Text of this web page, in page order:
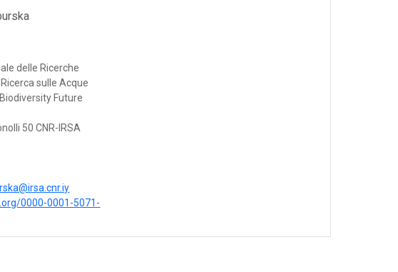
delle Ricerche
sulle Acque
Future
50 CNR-IRSA
0000-0001-5071-